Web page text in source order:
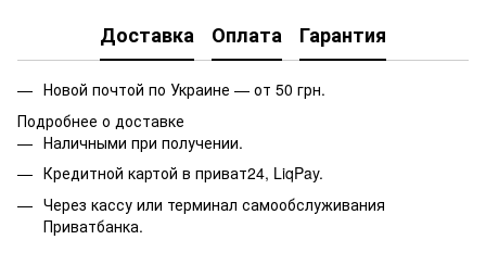
Доставка Оплата Гарантия
Новой почтой по Украине — от 50 грн.
Подробнее о доставке
Наличными при получении.
Кредитной картой в приват24, LiqPay.
Через кассу или терминал самообслуживания
Приватбанка.